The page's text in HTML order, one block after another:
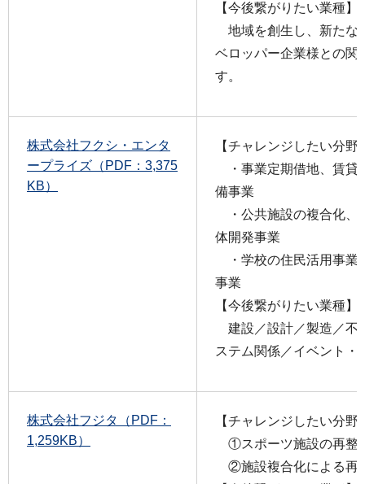
【今後繋がりたい業種】
地域を創生し、新たな
ベロッパー企業様との関
す。
株式会社フクシ・エンタ
ープライズ（PDF：3,375
KB）
【チャレンジしたい分野
・事業定期借地、賃貸
備事業
・公共施設の複合化、
体開発事業
・学校の住民活用事業
事業
【今後繋がりたい業種】
建設／設計／製造／不
ステム関係／イベント・
株式会社フジタ（PDF：
1,259KB）
【チャレンジしたい分野
①スポーツ施設の再整
②施設複合化による再